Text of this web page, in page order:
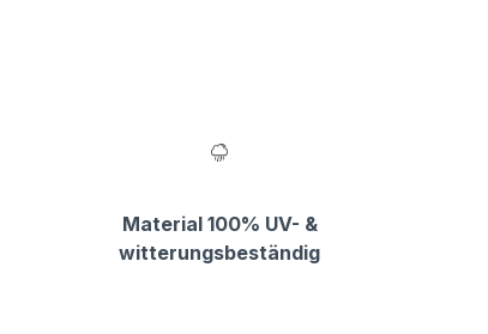
Material 100% UV- &
witterungsbeständig